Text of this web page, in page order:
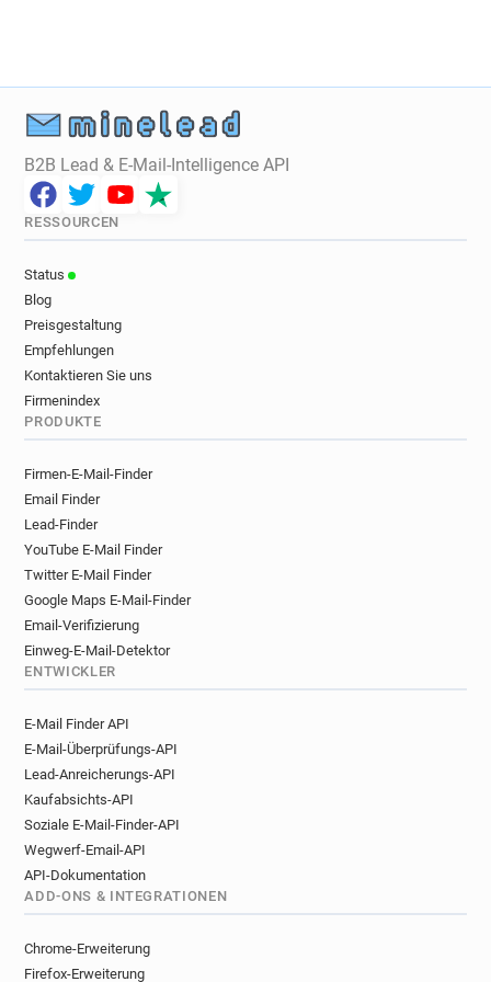
s***********@dpdgroup.co.uk
w**********@dpdgroup.co.uk
g********@dpdgroup.co.uk
u************@dpdgroup.co.uk
g*****@dpdgroup.co.uk
a**********@dpdgroup.co.uk
j*********@dpdgroup.co.uk
p******@dpdgroup.co.uk
B2B Lead & E-Mail-Intelligence API
RESSOURCEN
Status
Blog
Preisgestaltung
Empfehlungen
Kontaktieren Sie uns
Firmenindex
PRODUKTE
Firmen-E-Mail-Finder
Email Finder
Lead-Finder
YouTube E-Mail Finder
Twitter E-Mail Finder
Google Maps E-Mail-Finder
Email-Verifizierung
Einweg-E-Mail-Detektor
ENTWICKLER
E-Mail Finder API
E-Mail-Überprüfungs-API
Lead-Anreicherungs-API
Kaufabsichts-API
Soziale E-Mail-Finder-API
Wegwerf-Email-API
API-Dokumentation
ADD-ONS & INTEGRATIONEN
Chrome-Erweiterung
Firefox-Erweiterung